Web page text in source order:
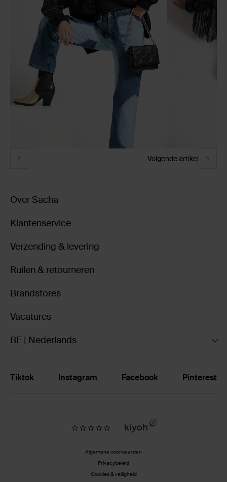
Volgende artikel
Over Sacha
Klantenservice
Verzending & levering
Ruilen & retourneren
Brandstores
Vacatures
BE | Nederlands
Tiktok Instagram Facebook Pinterest
Algemene voorwaarden
Privacybeleid
Cookies & veiligheid